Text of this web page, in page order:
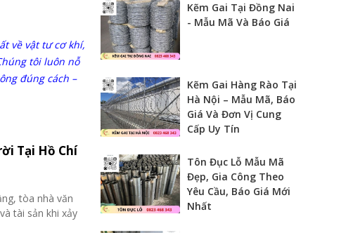
về vật tư cơ khí,
tôi luôn nỗ
đúng cách –
Tại Hồ Chí
tòa nhà văn
tài sản khi xảy
Kẽm Gai Tại Đồng Nai
- Mẫu Mã Và Báo Giá
Kẽm Gai Hàng Rào Tại
Hà Nội – Mẫu Mã, Báo
Giá Và Đơn Vị Cung
Cấp Uy Tín
Tôn Đục Lỗ Mẫu Mã
Đẹp, Gia Công Theo
Yêu Cầu, Báo Giá Mới
Nhất